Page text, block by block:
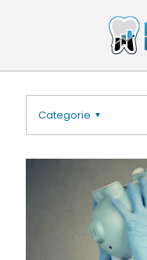
Categorie